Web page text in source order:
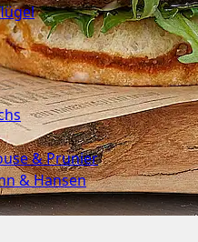
& Prunier
& Hansen